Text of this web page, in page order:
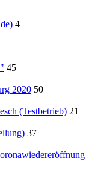
4
45
2020 50
(Testbetrieb) 21
37